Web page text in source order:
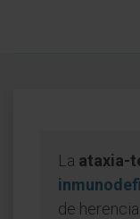
La ataxia-
de